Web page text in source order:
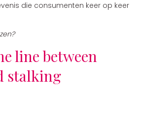
die consumenten keer op keer
line between
stalking